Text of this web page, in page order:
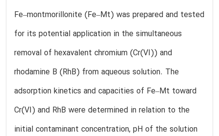
Fe–montmorillonite (Fe–Mt) was prepared and tested
for its potential application in the simultaneous
removal of hexavalent chromium (Cr(VI)) and
rhodamine B (RhB) from aqueous solution. The
adsorption kinetics and capacities of Fe–Mt toward
Cr(VI) and RhB were determined in relation to the
initial contaminant concentration, pH of the solution